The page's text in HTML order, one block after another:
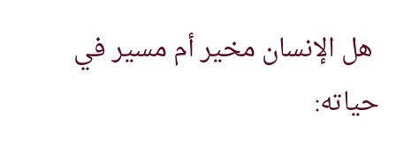
هل الإنسان مخير أم مسير في
حياته: